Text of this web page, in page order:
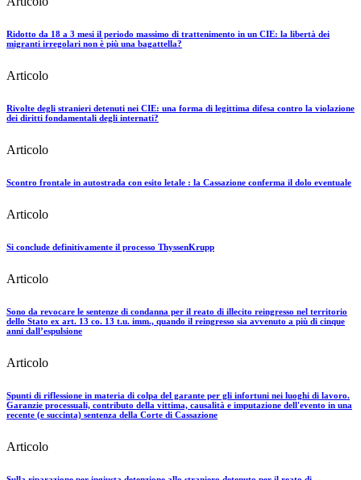
Ridotto da 18 a 3 mesi il periodo massimo di trattenimento in un CIE: la libertà dei
migranti irregolari non è più una bagattella?
Articolo
Rivolte degli stranieri detenuti nei CIE: una forma di legittima difesa contro la violazione
dei diritti fondamentali degli internati?
Articolo
Scontro frontale in autostrada con esito letale : la Cassazione conferma il dolo eventuale
Articolo
Si conclude definitivamente il processo ThyssenKrupp
Articolo
Sono da revocare le sentenze di condanna per il reato di illecito reingresso nel territorio
dello Stato ex art. 13 co. 13 t.u. imm., quando il reingresso sia avvenuto a più di cinque
anni dall’espulsione
Articolo
Spunti di riflessione in materia di colpa del garante per gli infortuni nei luoghi di lavoro.
Garanzie processuali, contributo della vittima, causalità e imputazione dell'evento in una
recente (e succinta) sentenza della Corte di Cassazione
Articolo